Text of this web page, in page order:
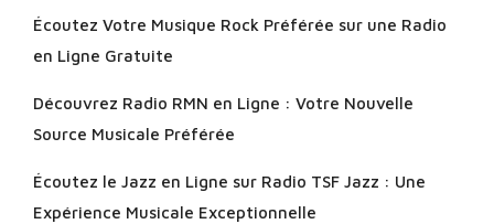
Écoutez Votre Musique Rock Préférée sur une Radio
en Ligne Gratuite
Découvrez Radio RMN en Ligne : Votre Nouvelle
Source Musicale Préférée
Écoutez le Jazz en Ligne sur Radio TSF Jazz : Une
Expérience Musicale Exceptionnelle